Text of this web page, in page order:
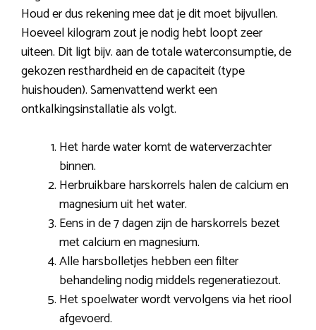
Houd er dus rekening mee dat je dit moet bijvullen.
Hoeveel kilogram zout je nodig hebt loopt zeer
uiteen. Dit ligt bijv. aan de totale waterconsumptie, de
gekozen resthardheid en de capaciteit (type
huishouden). Samenvattend werkt een
ontkalkingsinstallatie als volgt.
Het harde water komt de waterverzachter
binnen.
Herbruikbare harskorrels halen de calcium en
magnesium uit het water.
Eens in de 7 dagen zijn de harskorrels bezet
met calcium en magnesium.
Alle harsbolletjes hebben een filter
behandeling nodig middels regeneratiezout.
Het spoelwater wordt vervolgens via het riool
afgevoerd.